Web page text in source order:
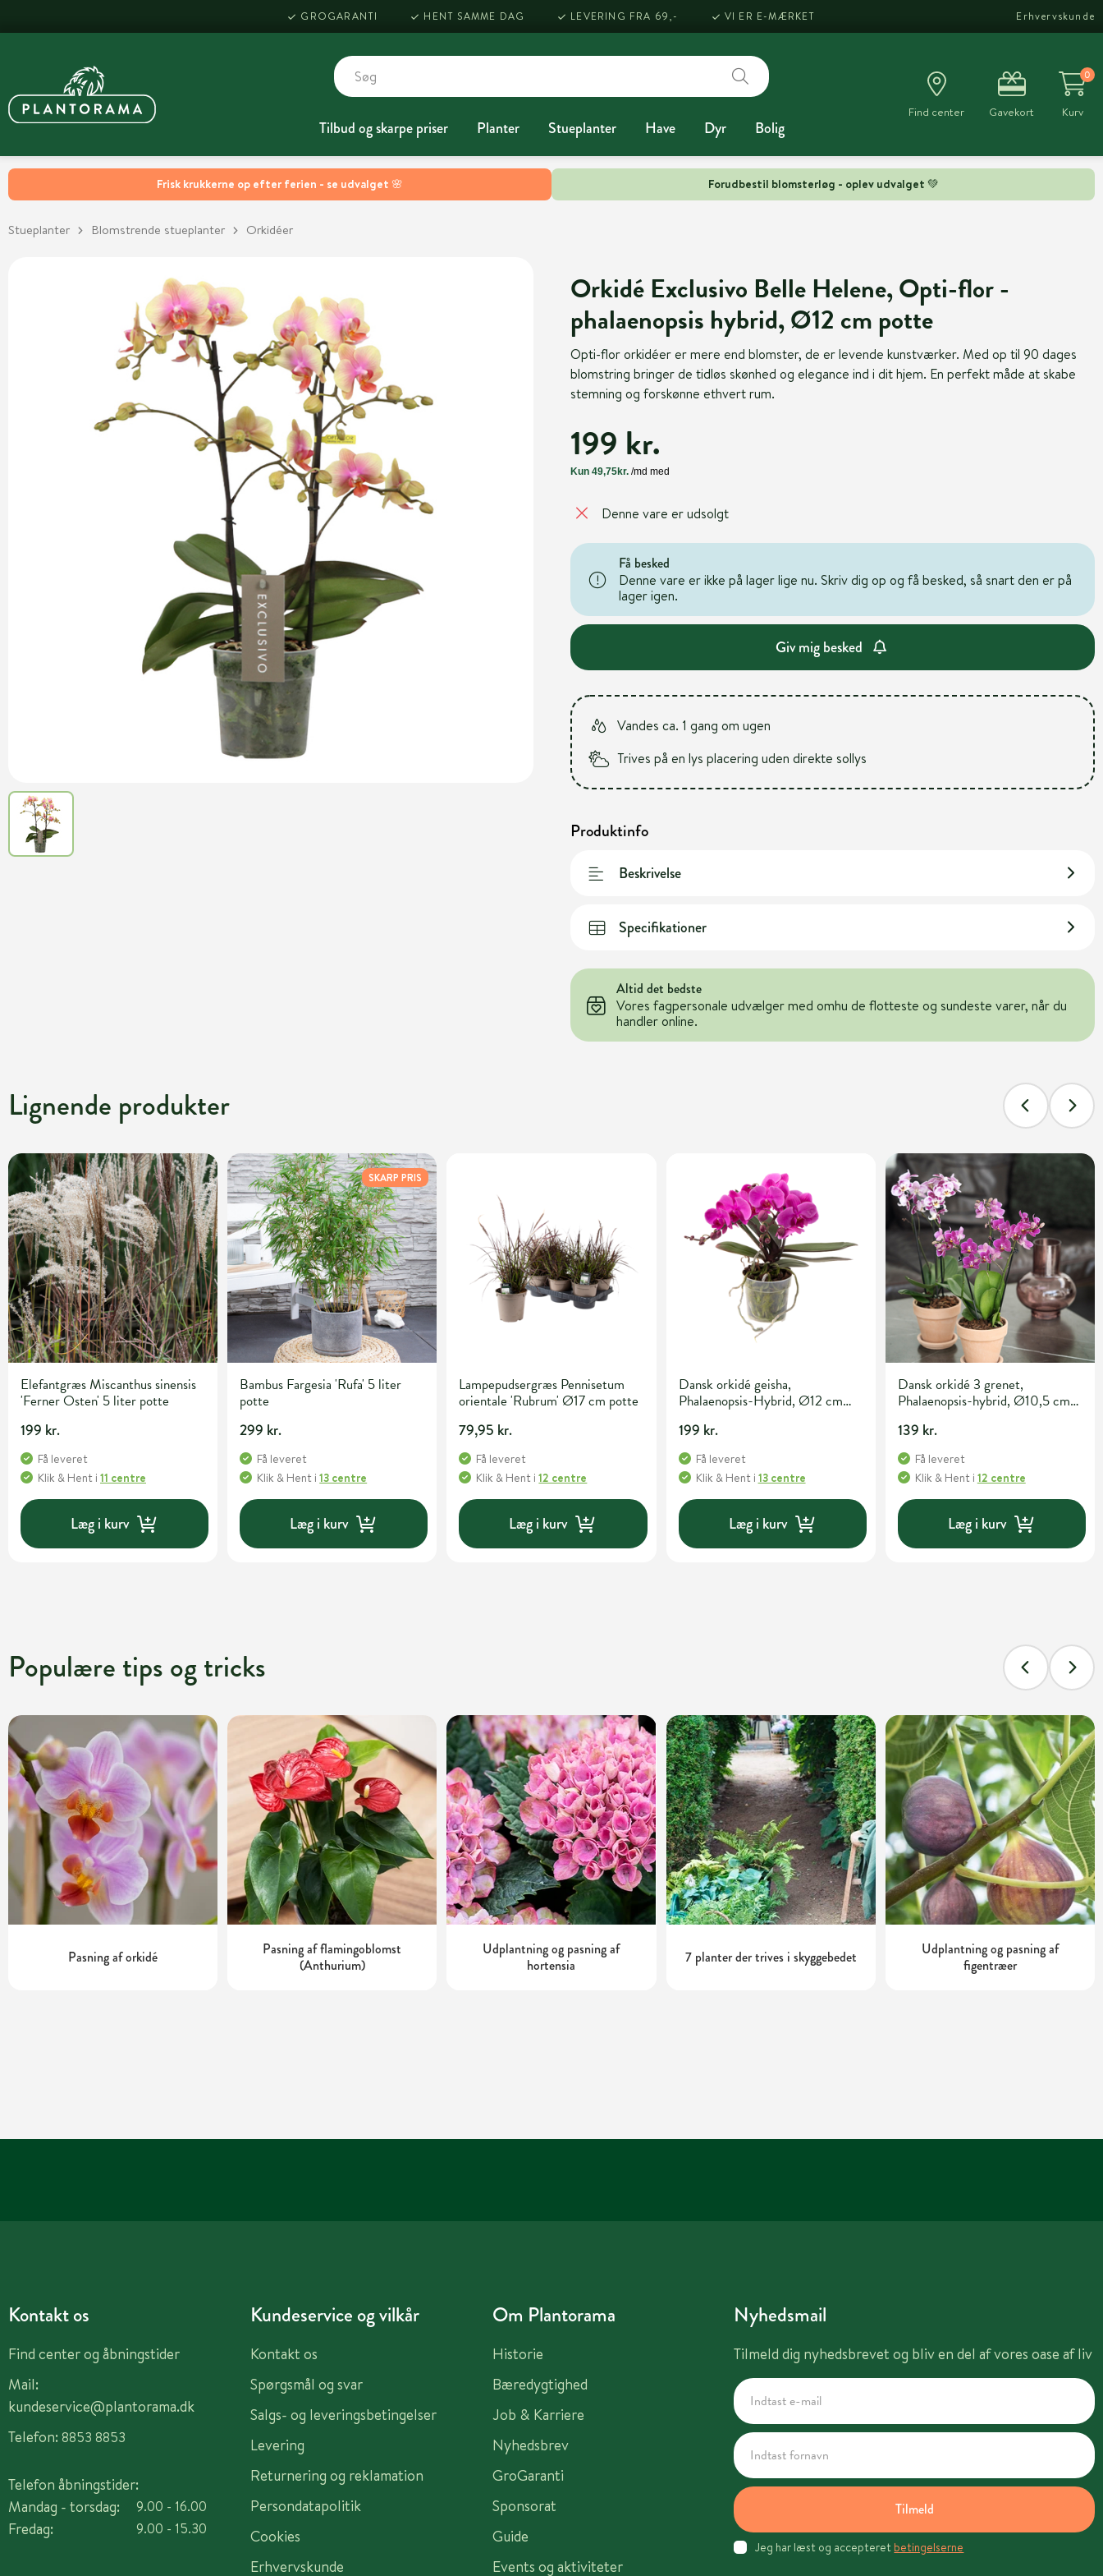
Frisk krukkerne op efter ferien - se udvalget 🌸 Forudbestil blomsterløg - oplev udvalget 💚
GROGARANTI HENT SAMME DAG LEVERING FRA 69,- VI ER E-MÆRKET Erhvervskunde
Tilbud og skarpe priser Planter Stueplanter Have Dyr Bolig
Find center Gavekort
0
Kurv
Stueplanter Blomstrende stueplanter Orkidéer
Orkidé Exclusivo Belle Helene, Opti-flor -
phalaenopsis hybrid, Ø12 cm potte
Opti-flor orkidéer er mere end blomster, de er levende kunstværker. Med op til 90 dages
blomstring bringer de tidløs skønhed og elegance ind i dit hjem. En perfekt måde at skabe
stemning og forskønne ethvert rum.
199 kr.
Denne vare er udsolgt
Få besked
Denne vare er ikke på lager lige nu. Skriv dig op og få besked, så snart den er på
lager igen.
Giv mig besked
Vandes ca. 1 gang om ugen
Trives på en lys placering uden direkte sollys
Produktinfo
Beskrivelse
Specifikationer
Altid det bedste
Vores fagpersonale udvælger med omhu de flotteste og sundeste varer, når du
handler online.
Lignende produkter
Elefantgræs Miscanthus sinensis
'Ferner Osten' 5 liter potte
199 kr.
Få leveret
Klik & Hent i 11 centre
Læg i kurv
SKARP PRIS
Bambus Fargesia 'Rufa' 5 liter
potte
299 kr.
Få leveret
Klik & Hent i13 centre
Læg i kurv
Lampepudsergræs Pennisetum
orientale 'Rubrum' Ø17 cm potte
79,95 kr.
Få leveret
Klik & Hent i12 centre
Læg i kurv
Dansk orkidé geisha,
Phalaenopsis-Hybrid, Ø12 cm
199 kr.
Få leveret
Klik & Hent i 13 centre
Læg i kurv
Dansk orkidé 3 grenet,
Phalaenopsis-hybrid, Ø10,5 cm
139 kr.
Få leveret
Klik & Hent i 12 centre
Læg i kurv
Populære tips og tricks
Pasning af orkidé
Pasning af flamingoblomst
(Anthurium)
Udplantning og pasning af
hortensia
7 planter der trives i skyggebedet
Udplantning og pasning af
figentræer
Kontakt os
Find center og åbningstider
Mail:
kundeservice@plantorama.dk
Telefon: 8853 8853
Telefon åbningstider:
Mandag - torsdag:
Fredag:
9.00 - 16.00
9.00 - 15.30
Kundeservice og vilkår
Kontakt os
Spørgsmål og svar
Salgs- og leveringsbetingelser
Levering
Returnering og reklamation
Persondatapolitik
Cookies
Erhvervskunde
Om Plantorama
Historie
Bæredygtighed
Job & Karriere
Nyhedsbrev
GroGaranti
Sponsorat
Guide
Events og aktiviteter
Nyhedsmail
Tilmeld dig nyhedsbrevet og bliv en del af vores oase af liv
Tilmeld
Jeg har læst og accepteret betingelserne